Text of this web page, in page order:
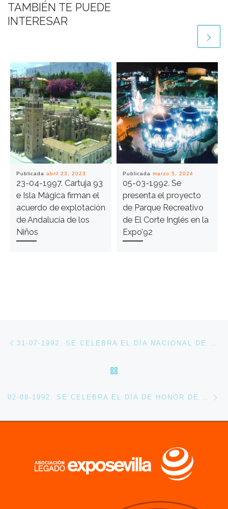
TAMBIÉN TE PUEDE
INTERESAR
Publicada abril 23, 2023
23-04-1997. Cartuja 93
e Isla Mágica firman el
acuerdo de explotación
de Andalucía de los
Niños
Publicada marzo 5, 2024
05-03-1992. Se
presenta el proyecto
de Parque Recreativo
de El Corte Inglés en la
Expo’92
Navegación de entradas
02-08-1992. SE CELEBRA EL DÍA DE HONOR DE ANDALUCÍA EN EXPO 92